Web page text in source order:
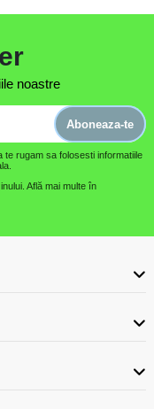
noastre
Aboneaza-te
te rugam sa folosesti informatiile
Află mai multe în